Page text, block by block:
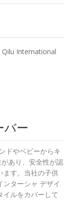
International
バー
ドやベビーからキ
あり、安全性が認
ます。当社の子供
ンターシャ デザイ
イルをカバーして